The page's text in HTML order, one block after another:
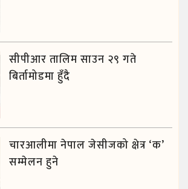
सीपीआर तालिम साउन २९ गते
बिर्तामोडमा हुँदै
चारआलीमा नेपाल जेसीजको क्षेत्र ‘क’
सम्मेलन हुने